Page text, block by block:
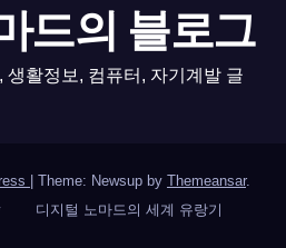
드의 블로그
생활정보, 컴퓨터, 자기계발 글
Theme: Newsup by Themeansar.
디지털 노마드의 세계 유랑기